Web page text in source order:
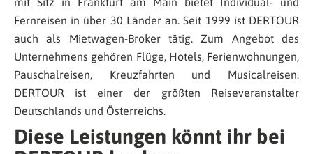
Fernreisen in über 30 Länder an. Seit 1999 ist DERTOUR
auch als Mietwagen-Broker tätig. Zum Angebot des
Unternehmens gehören Flüge, Hotels, Ferienwohnungen,
Pauschalreisen, Kreuzfahrten und Musicalreisen.
DERTOUR ist einer der größten Reiseveranstalter
Deutschlands und Österreichs.
Diese Leistungen könnt ihr bei